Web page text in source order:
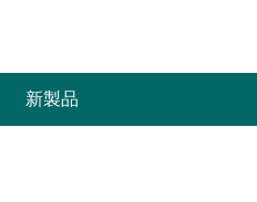
新製品